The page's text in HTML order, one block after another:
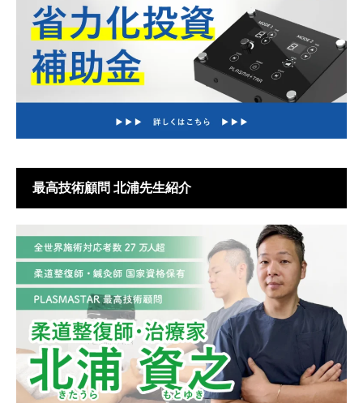
最高技術顧問 北浦先生紹介